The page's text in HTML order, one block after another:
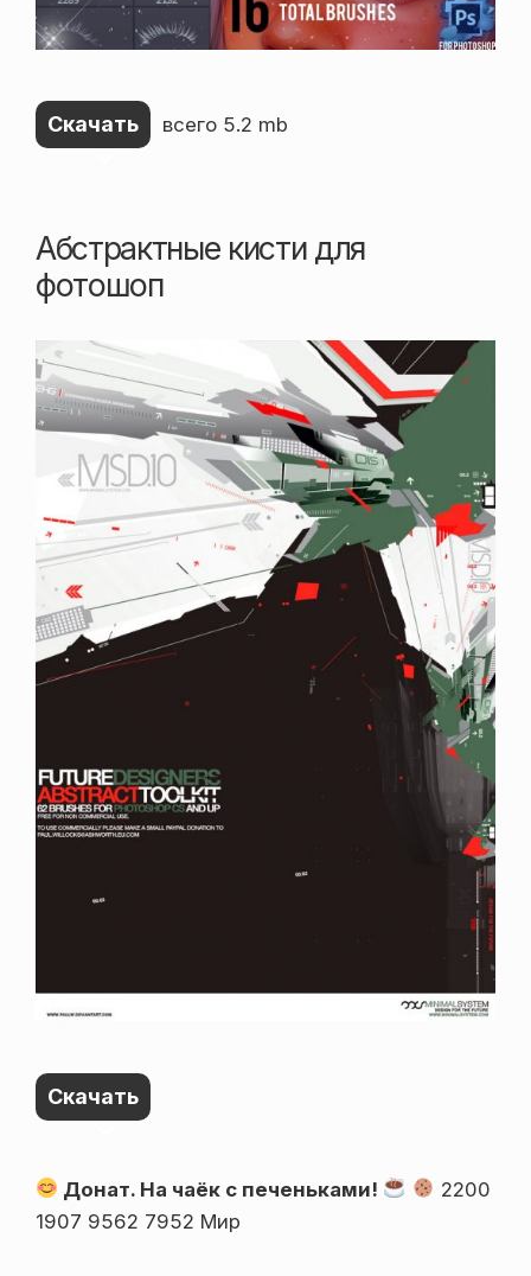
Скачать всего 5.2 mb
Абстрактные кисти для
фотошоп
Скачать
Донат. На чаёк с печеньками!
2200
1907 9562 7952 Мир